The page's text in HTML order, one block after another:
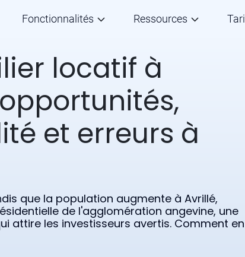
Fonctionnalités Ressources
locatif à
et erreurs à
que la population augmente à Avrillé,
de l'agglomération angevine, une
attire les investisseurs avertis. Comment en